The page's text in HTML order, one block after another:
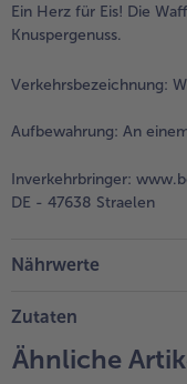
Ein Herz für Eis! Die
Knuspergenuss.
Verkehrsbezeichnung:
Aufbewahrung: An
Inverkehrbringer:
DE - 47638 Straelen
Nährwerte
Zutaten
Ähnliche